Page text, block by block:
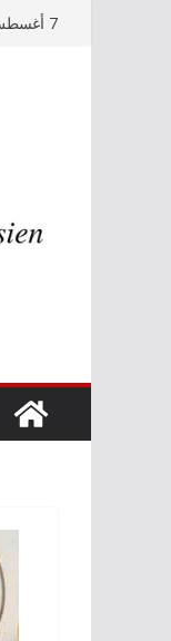
Skip7 أغسطس 2026